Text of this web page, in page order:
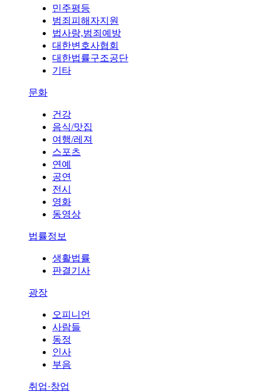
민주평등
범죄피해자지원
법사랑,범죄예방
대한변호사협회
대한법률구조공단
기타
문화
건강
음식/맛집
여행/레져
스포츠
연예
공연
전시
영화
동영상
법률정보
생활법률
판결기사
광장
오피니언
사람들
동정
인사
부음
취업·창업